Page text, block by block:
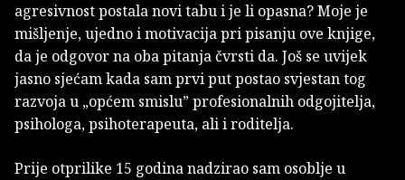
agresivnost postala novi tabu i je li opasna? Moje je
mišljenje, ujedno i motivacija pri pisanju ove knjige,
da je odgovor na oba pitanja čvrsti da. Još se uvijek
jasno sjećam kada sam prvi put postao svjestan tog
razvoja u „općem smislu” profesionalnih odgojitelja,
psihologa, psihoterapeuta, ali i roditelja.
Prije otprilike 15 godina nadzirao sam osoblje u